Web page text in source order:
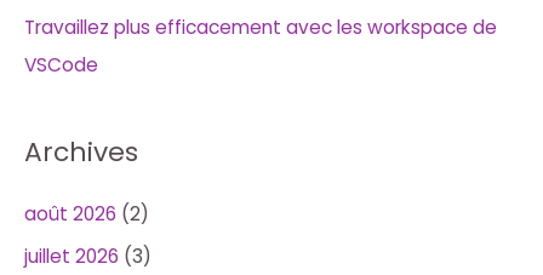
Travaillez plus efficacement avec les workspace de
VSCode
Archives
août 2026 (2)
juillet 2026 (3)